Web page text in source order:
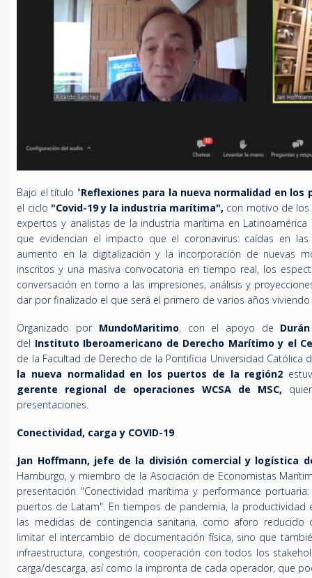
Bajo el título "Reflexiones para la nueva normalidad en
el ciclo "Covid-19 y la industria marítima", con motivo de
expertos y analistas de la industria marítima en
que evidencian el impacto que el coronavirus: caídas en las
aumento en la digitalización y la incorporación de nuevas
inscritos y una masiva convocatoria en tiempo real, los
conversación en torno a las impresiones, análisis y
dar por finalizado el que será el primero de varios años
Organizado por MundoMaritimo, con el apoyo de
del Instituto Iberoamericano de Derecho Marítimo y el
de la Facultad de Derecho de la Pontificia Universidad Católica
la nueva normalidad en los puertos de la región2
gerente regional de operaciones WCSA de MSC,
presentaciones.
Conectividad, carga y COVID-19
Jan Hoffmann, jefe de la división comercial y logística
Hamburgo, y miembro de la Asociación de Economistas
presentación "Conectividad marítima y performance
puertos de Latam". En tiempos de pandemia, la
las medidas de contingencia sanitaria, como aforo reducido
limitar el intercambio de documentación física, sino que
infraestructura, congestión, cooperación con todos los
carga/descarga, así como la impronta de cada operador, que